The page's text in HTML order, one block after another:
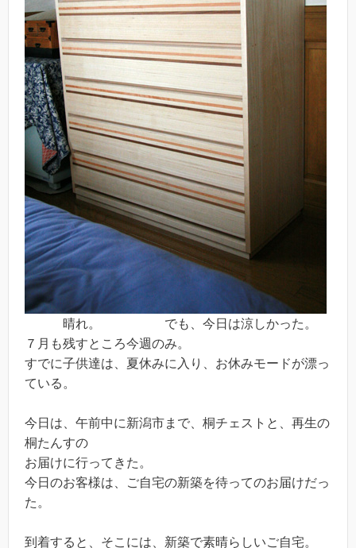
晴れ。 でも、今日は涼しかった。
７月も残すところ今週のみ。
すでに子供達は、夏休みに入り、お休みモードが漂っ
ている。
今日は、午前中に新潟市まで、桐チェストと、再生の
桐たんすの
お届けに行ってきた。
今日のお客様は、ご自宅の新築を待ってのお届けだっ
た。
到着すると、そこには、新築で素晴らしいご自宅。